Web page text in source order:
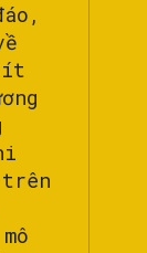
ít
trên